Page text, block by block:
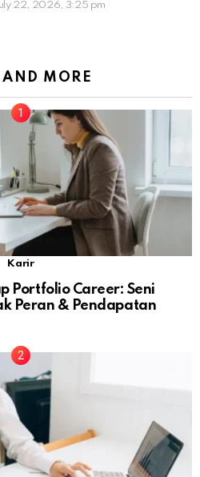
22, 2026, 3:25 pm
MORE
Karir
Portfolio Career: Seni
Peran & Pendapatan